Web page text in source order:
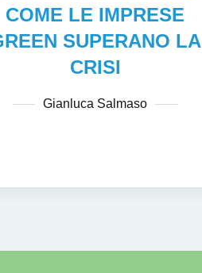
COME LE IMPRESE
SUPERANO LA
CRISI
Gianluca Salmaso